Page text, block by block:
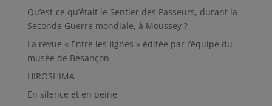
Qu’est-ce qu’était le Sentier des Passeurs, durant la
Seconde Guerre mondiale, à Moussey ?
La revue « Entre les lignes » éditée par l’équipe du
musée de Besançon
HIROSHIMA
En silence et en peine